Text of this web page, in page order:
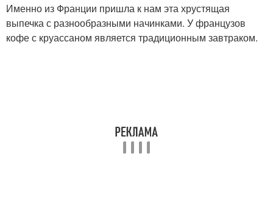
Именно из Франции пришла к нам эта хрустящая
выпечка с разнообразными начинками. У французов
кофе с круассаном является традиционным завтраком.